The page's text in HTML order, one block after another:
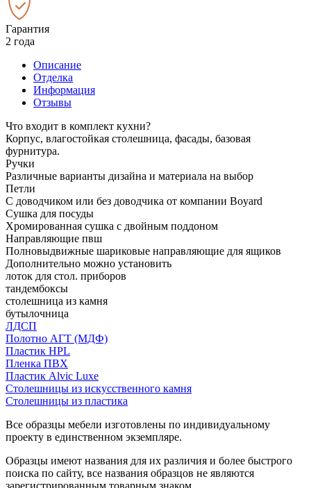
Гарантия
2 года
Описание
Отделка
Информация
Отзывы
Что входит в комплект кухни?
Корпус, влагостойкая столешница, фасады, базовая
фурнитура.
Ручки
Различные варианты дизайна и материала на выбор
Петли
С доводчиком или без доводчика от компании Boyard
Сушка для посуды
Хромированная сушка с двойным поддоном
Направляющие пвш
Полновыдвижные шариковые направляющие для ящиков
Дополнительно можно установить
лоток для стол. приборов
тандембоксы
столешница из камня
бутылочница
ЛДСП
Полотно АГТ (МДФ)
Пластик HPL
Пленка ПВХ
Пластик Alvic Luxe
Столешницы из искусственного камня
Столешницы из пластика
Все образцы мебели изготовлены по индивидуальному
проекту в единственном экземпляре.
Образцы имеют названия для их различия и более быстрого
поиска по сайту, все названия образцов не являются
зарегистрированным товарным знаком.